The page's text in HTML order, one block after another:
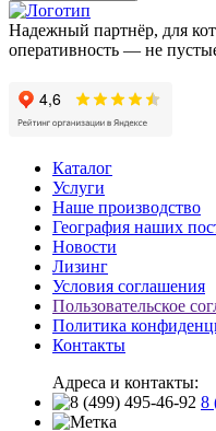
Надежный партнёр, для
оперативность — не
Каталог
Услуги
Наше производство
География наших
Новости
Лизинг
Условия соглашения
Пользовательское
Политика
Контакты
Адреса и контакты:
8